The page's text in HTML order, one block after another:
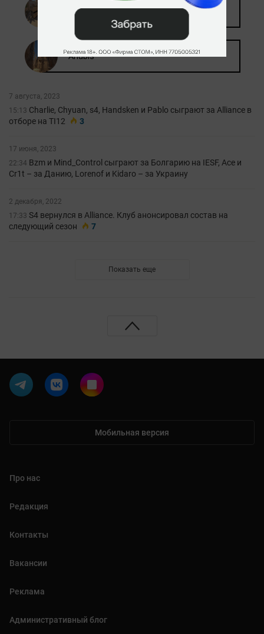
7 августа, 2023
15:13 Charlie, Chyuan, s4, Handsken и Pablo сыграют за Alliance в
отборе на TI12
3
17 июня, 2023
22:34 Bzm и Mind_Control сыграют за Болгарию на IESF, Ace и
Cr1t – за Данию, Lorenof и Kidaro – за Украину
2 декабря, 2022
17:33 S4 вернулся в Alliance. Клуб анонсировал состав на
следующий сезон
7
Показать еще
Мобильная версия
Про нас
Редакция
Контакты
Вакансии
Реклама
Административный блог